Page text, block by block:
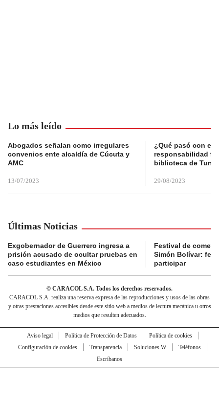
Lo más leído
Abogados señalan como irregulares
convenios ente alcaldía de Cúcuta y
AMC
13/07/2023
¿Qué pasó con el
responsabilidad
biblioteca de
29/08/2023
Últimas Noticias
Exgobernador de Guerrero ingresa a
prisión acusado de ocultar pruebas en
caso estudiantes en México
Festival de
Simón Bolívar:
participar
© CARACOL S.A. Todos los derechos reservados.
CARACOL S.A. realiza una reserva expresa de las reproducciones y usos de las obras
y otras prestaciones accesibles desde este sitio web a medios de lectura mecánica u otros
medios que resulten adecuados.
Aviso legal Política de Protección de Datos
Política de cookies
Configuración de cookies
Transparencia Soluciones W
Teléfonos
Escríbanos